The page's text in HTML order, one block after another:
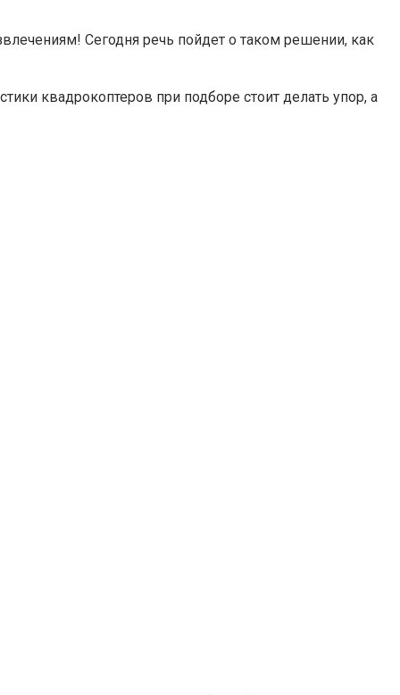
Сегодня речь пойдет о таком решении, как
квадрокоптеров при подборе стоит делать упор, а